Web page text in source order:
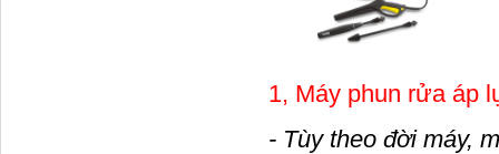
1, Máy phun rửa áp
- Tùy theo đời máy,